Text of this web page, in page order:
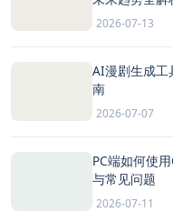
2026-07-13
AI漫剧生成工
南
2026-07-07
PC端如何使
与常见问题
2026-07-11